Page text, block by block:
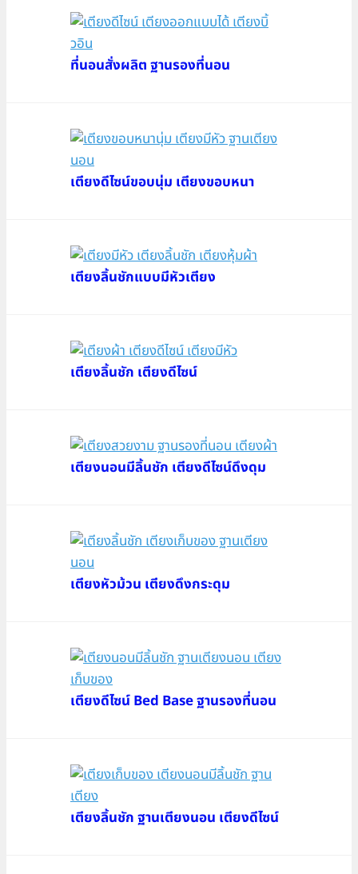
ที่นอนสั่งผลิต ฐานรองที่นอน
เตียงดีไซน์ขอบนุ่ม เตียงขอบหนา
เตียงลิ้นชักแบบมีหัวเตียง
เตียงลิ้นชัก เตียงดีไซน์
เตียงนอนมีลิ้นชัก เตียงดีไซน์ดึงดุม
เตียงหัวม้วน เตียงดึงกระดุม
เตียงดีไซน์ Bed Base ฐานรองที่นอน
เตียงลิ้นชัก ฐานเตียงนอน เตียงดีไซน์